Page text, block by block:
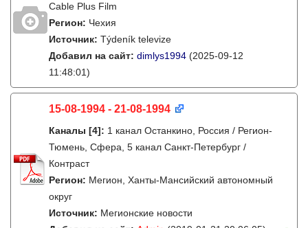
Cable Plus Film
Регион: Чехия
Источник: Týdeník televize
Добавил на сайт: dimlys1994 (2025-09-12
11:48:01)
15-08-1994 - 21-08-1994
Каналы [4]: 1 канал Останкино, Россия / Регион-
Тюмень, Сфера, 5 канал Санкт-Петербург /
Контраст
Регион: Мегион, Ханты-Мансийский автономный
округ
Источник: Мегионские новости